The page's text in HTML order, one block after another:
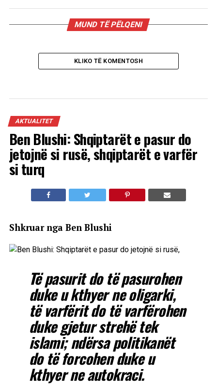
MUND TË PËLQENI
KLIKO TË KOMENTOSH
AKTUALITET
Ben Blushi: Shqiptarët e pasur do
jetojnë si rusë, shqiptarët e varfër
si turq
Shkruar nga Ben Blushi
Të pasurit do të pasurohen
duke u kthyer ne oligarki,
të varfërit do të varfërohen
duke gjetur strehë tek
islami; ndërsa politikanët
do të forcohen duke u
kthyer ne autokraci.